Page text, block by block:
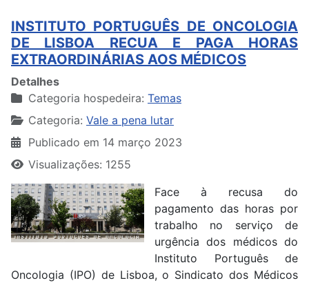
INSTITUTO PORTUGUÊS DE ONCOLOGIA
DE LISBOA RECUA E PAGA HORAS
EXTRAORDINÁRIAS AOS MÉDICOS
Detalhes
Categoria hospedeira: Temas
Categoria: Vale a pena lutar
Publicado em 14 março 2023
Visualizações: 1255
Face à recusa do
pagamento das horas por
trabalho no serviço de
urgência dos médicos do
Instituto Português de
Oncologia (IPO) de Lisboa, o Sindicato dos Médicos